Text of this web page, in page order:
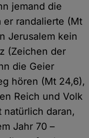
jemand die
er randalierte (Mt
Jerusalem kein
(Zeichen der
die Geier
hören (Mt 24,6),
Reich und Volk
natürlich daran,
Jahr 70 –